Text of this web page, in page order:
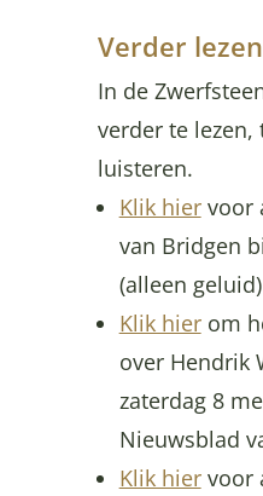
Verder lezen
In de
verder te
luisteren.
Klik hiervoor
van Bridgen
(alleen geluid)
Klik hierom
over Hendrik
zaterdag 8
Nieuwsblad
Klik hiervoor